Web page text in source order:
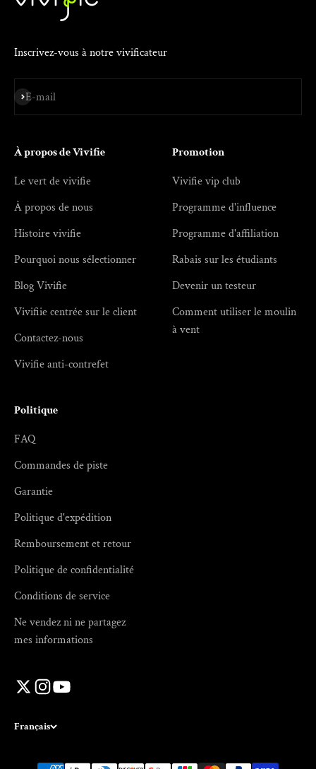
Inscrivez-vous à notre vivificateur
E-mail
S'inscrire
À propos de Vivifie
Le vert de vivifie
À propos de nous
Histoire vivifie
Pourquoi nous sélectionner
Blog Vivifie
Vivifiie centrée sur le client
Contactez-nous
Vivifie anti-contrefet
Promotion
Vivifie vip club
Programme d'influence
Programme d'affiliation
Rabais sur les étudiants
Devenir un testeur
Comment utiliser le moulin
à vent
Politique
FAQ
Commandes de piste
Garantie
Politique d'expédition
Remboursement et retour
Politique de confidentialité
Conditions de service
Ne vendez ni ne partagez
mes informations
Français